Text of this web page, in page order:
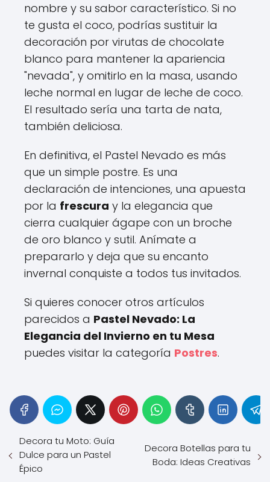
nombre y su sabor característico. Si no
te gusta el coco, podrías sustituir la
decoración por virutas de chocolate
blanco para mantener la apariencia
"nevada", y omitirlo en la masa, usando
leche normal en lugar de leche de coco.
El resultado sería una tarta de nata,
también deliciosa.
En definitiva, el Pastel Nevado es más
que un simple postre. Es una
declaración de intenciones, una apuesta
por la frescura y la elegancia que
cierra cualquier ágape con un broche
de oro blanco y sutil. Anímate a
prepararlo y deja que su encanto
invernal conquiste a todos tus invitados.
Si quieres conocer otros artículos
parecidos a Pastel Nevado: La
Elegancia del Invierno en tu Mesa
puedes visitar la categoría Postres.
Decora tu Moto: Guía
Dulce para un Pastel
Épico
Decora Botellas para tu
Boda: Ideas Creativas